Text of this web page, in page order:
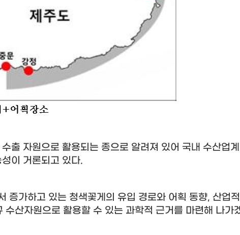
출 자원으로 활용되는 종으로 알려져 있어 국내 수산업
이 거론되고 있다.
증가하고 있는 청색꽃게의 유입 경로와 어획 동향, 산업
수산자원으로 활용할 수 있는 과학적 근거를 마련해 나가